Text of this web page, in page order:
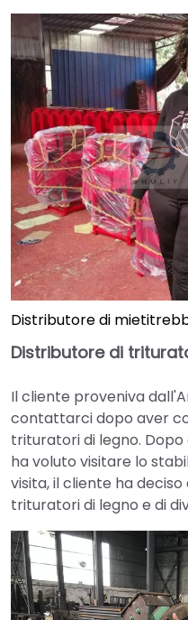
Distributore di
Distributore di
Il cliente proveniva
contattarci dopo aver
trituratori di legno.
ha voluto visitare lo
visita, il cliente ha
trituratori di legno e di